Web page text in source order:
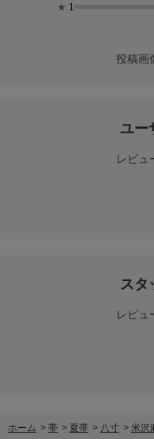
★ 1
投稿画
ユー
レビュ
スタ
レビュ
ホーム > 帯 > 夏帯 > 八寸 > 米沢